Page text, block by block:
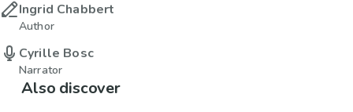
Ingrid Chabbert
Author
Cyrille Bosc
Narrator
Also discover